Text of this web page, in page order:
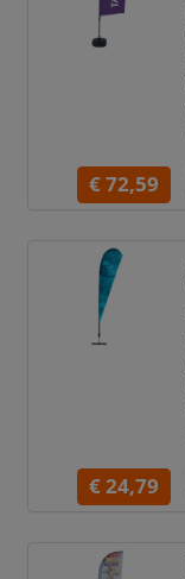
€ 72,59
€ 24,79